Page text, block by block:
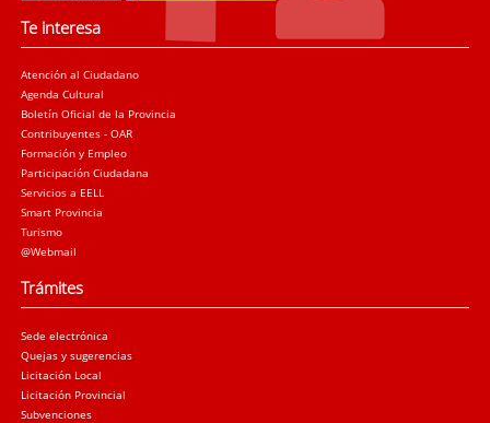
Te interesa
Atención al Ciudadano
Agenda Cultural
Boletín Oficial de la Provincia
Contribuyentes - OAR
Formación y Empleo
Participación Ciudadana
Servicios a EELL
Smart Provincia
Turismo
@Webmail
Trámites
Sede electrónica
Quejas y sugerencias
Licitación Local
Licitación Provincial
Subvenciones